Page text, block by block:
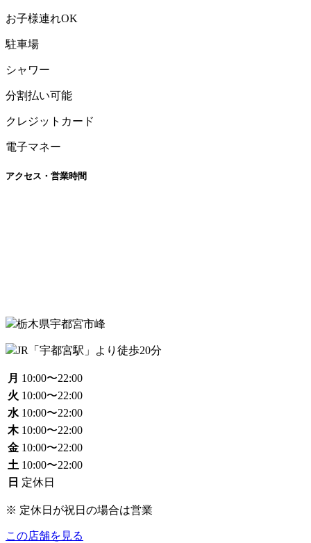
お子様連れOK
駐車場
シャワー
分割払い可能
クレジットカード
電子マネー
アクセス・営業時間
栃木県宇都宮市峰
JR「宇都宮駅」より徒歩20分
月 10:00〜22:00
火 10:00〜22:00
水 10:00〜22:00
木 10:00〜22:00
金 10:00〜22:00
土 10:00〜22:00
日 定休日
※ 定休日が祝日の場合は営業
この店舗を見る